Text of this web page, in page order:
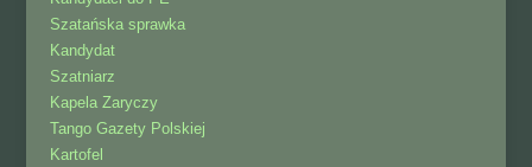
Szatańska sprawka
Kandydat
Szatniarz
Kapela Zaryczy
Tango Gazety Polskiej
Kartofel